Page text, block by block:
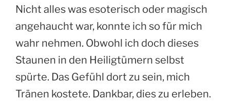
Nicht alles was esoterisch oder magisch
angehaucht war, konnte ich so für mich
wahr nehmen. Obwohl ich doch dieses
Staunen in den Heiligtümern selbst
spürte. Das Gefühl dort zu sein, mich
Tränen kostete. Dankbar, dies zu erleben.